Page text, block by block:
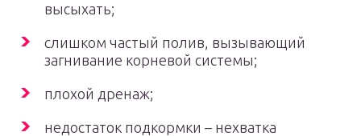
высыхать;
слишком частый полив, вызывающий
загнивание корневой системы;
плохой дренаж;
недостаток подкормки – нехватка